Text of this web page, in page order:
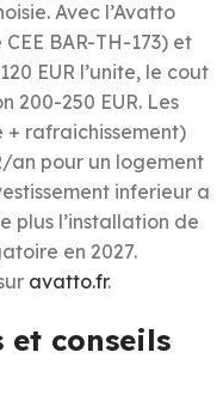
Avec l’Avatto
BAR-TH-173) et
EUR l’unite, le cout
200-250 EUR. Les
rafraichissement)
an pour un logement
inferieur a
plus l’installation de
en 2027.
avatto.fr.
et conseils